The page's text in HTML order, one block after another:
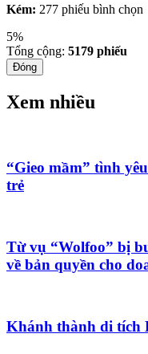
Kém: 277 phiếu bình chọn
5%
Tổng cộng: 5179 phiếu
Đóng
Xem nhiều
“Gieo mầm” tình
trẻ
Từ vụ “Wolfoo” bị
về bản quyền cho
Khánh thành di tích